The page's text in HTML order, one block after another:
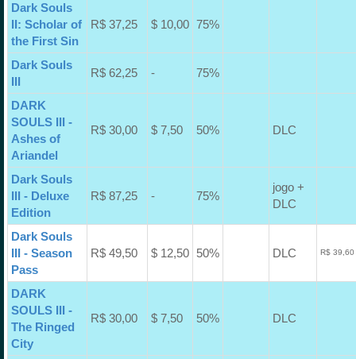
Dark Souls
II: Scholar of
the First Sin
R$ 37,25 $ 10,00 75%
Dark Souls
III
R$ 62,25 - 75%
DARK
SOULS III -
Ashes of
Ariandel
R$ 30,00 $ 7,50 50% DLC
Dark Souls
III - Deluxe
Edition
R$ 87,25 - 75%
jogo +
DLC
Dark Souls
III - Season
Pass
R$ 49,50 $ 12,50 50% DLC R$
DARK
SOULS III -
The Ringed
City
R$ 30,00 $ 7,50 50% DLC